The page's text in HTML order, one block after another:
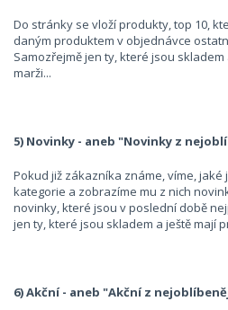
Do stránky se vloží produkty, top 10,
daným produktem v objednávce
Samozřejmě jen ty, které jsou
marži...
5) Novinky - aneb "Novinky z
Pokud již zákazníka známe, víme,
kategorie a zobrazíme mu z nich
novinky, které jsou v poslední době
jen ty, které jsou skladem a ještě mají
6) Akční - aneb "Akční z